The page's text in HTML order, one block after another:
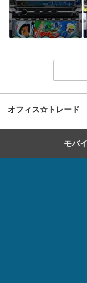
オフィス☆トレード
モバ